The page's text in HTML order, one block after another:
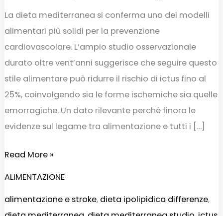
La dieta mediterranea si conferma uno dei modelli
alimentari più solidi per la prevenzione
cardiovascolare. L’ampio studio osservazionale
durato oltre vent’anni suggerisce che seguire questo
stile alimentare può ridurre il rischio di ictus fino al
25%, coinvolgendo sia le forme ischemiche sia quelle
emorragiche. Un dato rilevante perché finora le
evidenze sul legame tra alimentazione e tutti i […]
Read More »
ALIMENTAZIONE
alimentazione e stroke, dieta ipolipidica differenze,